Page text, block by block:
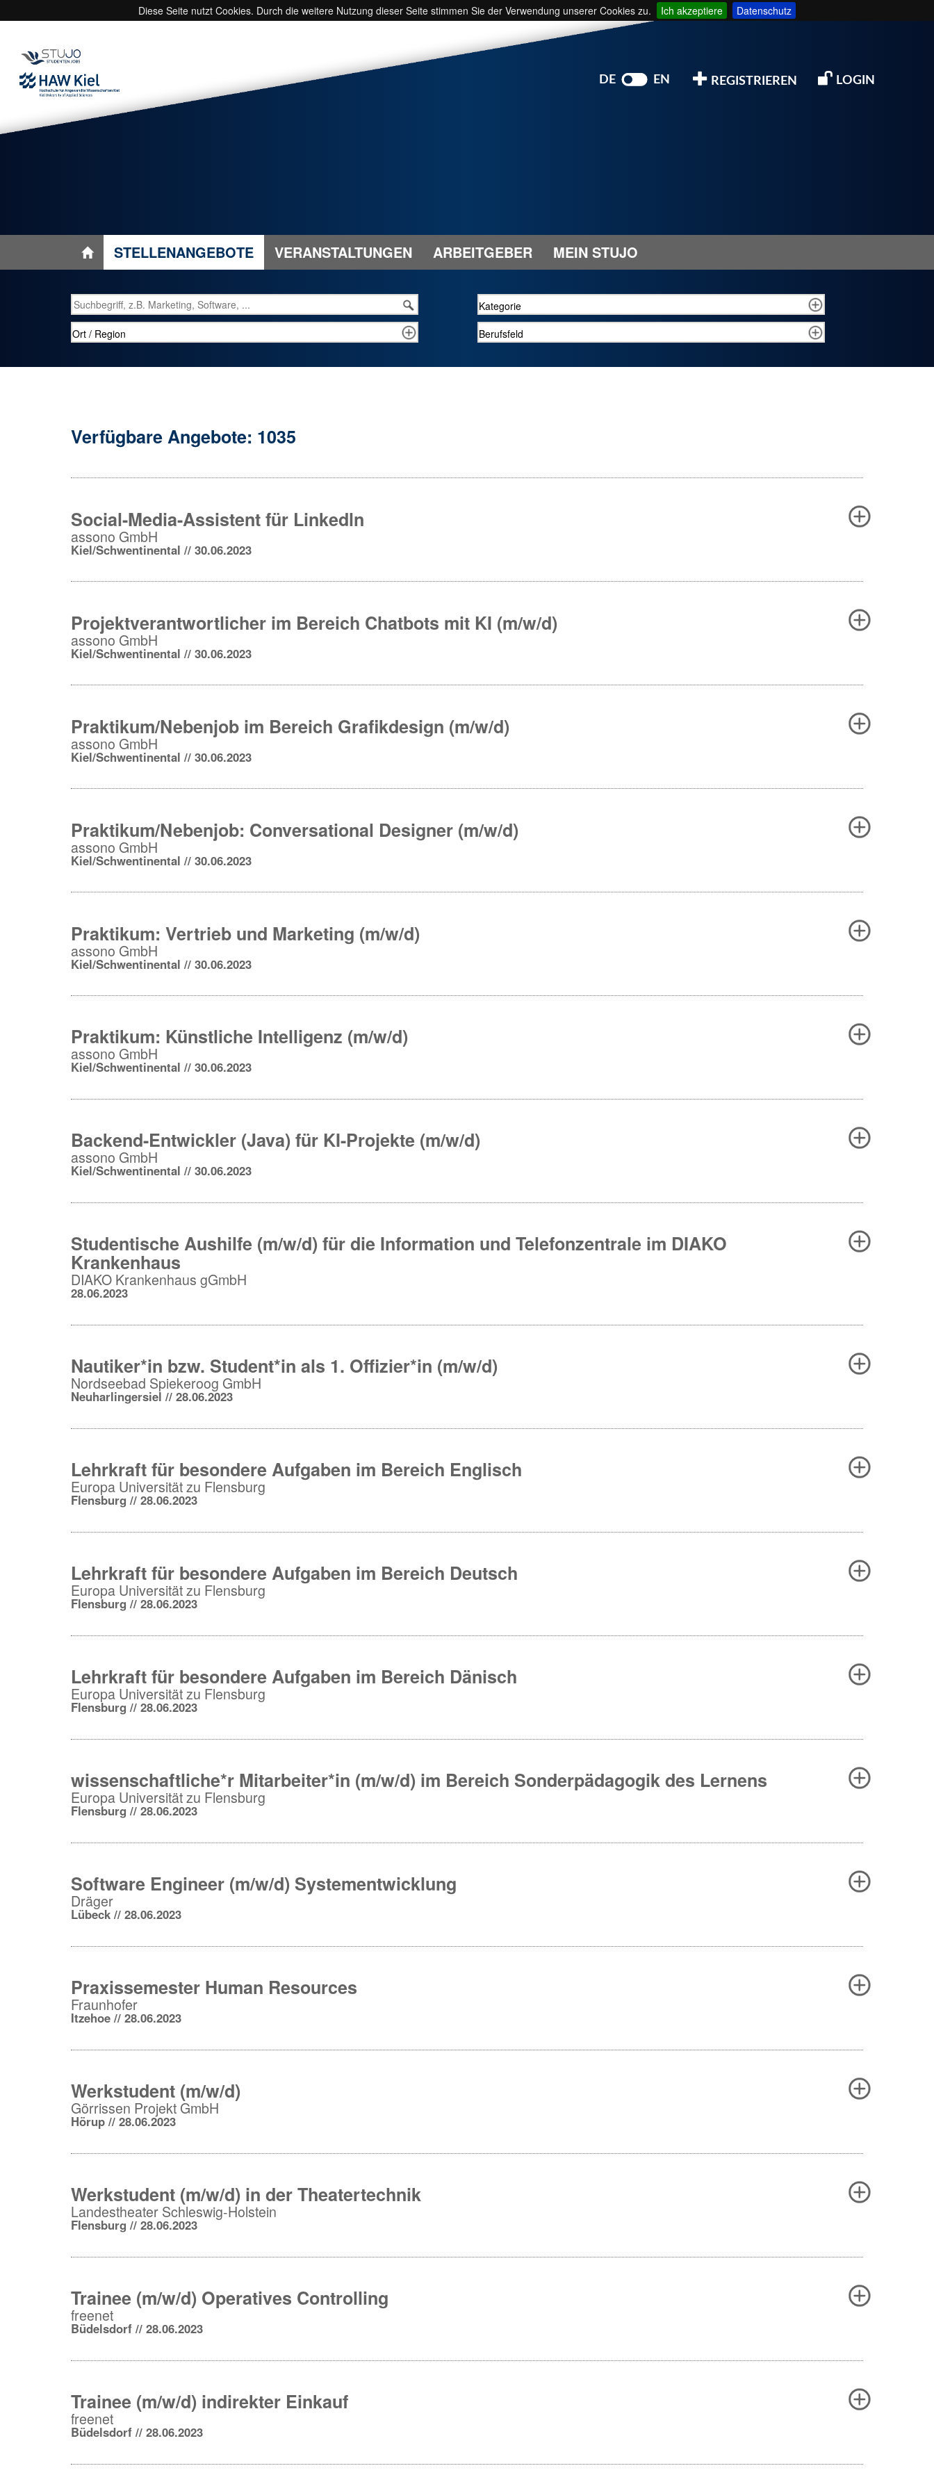
Diese Seite nutzt Cookies. Durch die weitere Nutzung dieser Seite stimmen Sie der Verwendung unserer Cookies zu. Ich akzeptiere Datenschutz
DE EN REGISTRIEREN LOGIN
STELLENANGEBOTE VERANSTALTUNGEN ARBEITGEBER MEIN STUJO
Verfügbare Angebote: 1035
Social-Media-Assistent für Linkedln
assono GmbH
Kiel/Schwentinental // 30.06.2023
Projektverantwortlicher im Bereich Chatbots mit KI (m/w/d)
assono GmbH
Kiel/Schwentinental // 30.06.2023
Praktikum/Nebenjob im Bereich Grafikdesign (m/w/d)
assono GmbH
Kiel/Schwentinental // 30.06.2023
Praktikum/Nebenjob: Conversational Designer (m/w/d)
assono GmbH
Kiel/Schwentinental // 30.06.2023
Praktikum: Vertrieb und Marketing (m/w/d)
assono GmbH
Kiel/Schwentinental // 30.06.2023
Praktikum: Künstliche Intelligenz (m/w/d)
assono GmbH
Kiel/Schwentinental // 30.06.2023
Backend-Entwickler (Java) für KI-Projekte (m/w/d)
assono GmbH
Kiel/Schwentinental // 30.06.2023
Studentische Aushilfe (m/w/d) für die Information und Telefonzentrale im DIAKO
Krankenhaus
DIAKO Krankenhaus gGmbH
28.06.2023
Nautiker*in bzw. Student*in als 1. Offizier*in (m/w/d)
Nordseebad Spiekeroog GmbH
Neuharlingersiel // 28.06.2023
Lehrkraft für besondere Aufgaben im Bereich Englisch
Europa Universität zu Flensburg
Flensburg // 28.06.2023
Lehrkraft für besondere Aufgaben im Bereich Deutsch
Europa Universität zu Flensburg
Flensburg // 28.06.2023
Lehrkraft für besondere Aufgaben im Bereich Dänisch
Europa Universität zu Flensburg
Flensburg // 28.06.2023
wissenschaftliche*r Mitarbeiter*in (m/w/d) im Bereich Sonderpädagogik des Lernens
Europa Universität zu Flensburg
Flensburg // 28.06.2023
Software Engineer (m/w/d) Systementwicklung
Dräger
Lübeck // 28.06.2023
Praxissemester Human Resources
Fraunhofer
Itzehoe // 28.06.2023
Werkstudent (m/w/d)
Görrissen Projekt GmbH
Hörup // 28.06.2023
Werkstudent (m/w/d) in der Theatertechnik
Landestheater Schleswig-Holstein
Flensburg // 28.06.2023
Trainee (m/w/d) Operatives Controlling
freenet
Büdelsdorf // 28.06.2023
Trainee (m/w/d) indirekter Einkauf
freenet
Büdelsdorf // 28.06.2023